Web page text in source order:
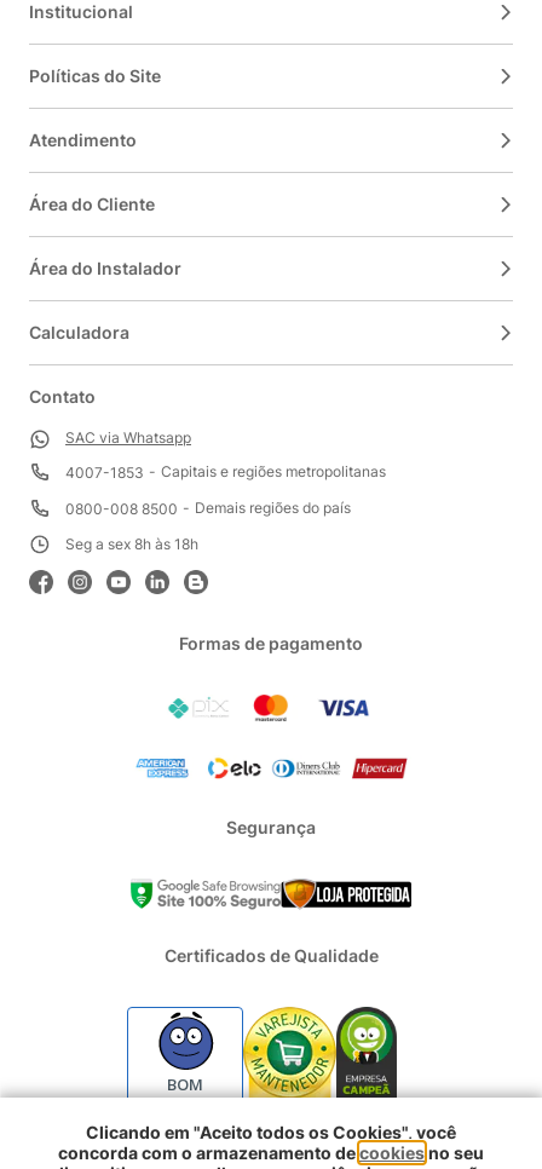
Institucional
Políticas do Site
Atendimento
Área do Cliente
Área do Instalador
Calculadora
Contato
SAC via Whatsapp
4007-1853
Capitais e regiões metropolitanas
0800-008 8500
Demais regiões do país
Seg a sex 8h às 18h
Formas de pagamento
Segurança
Certificados de Qualidade
BOM
Clicando em "Aceito todos os Cookies", você
concorda com o armazenamento decookiesno seu